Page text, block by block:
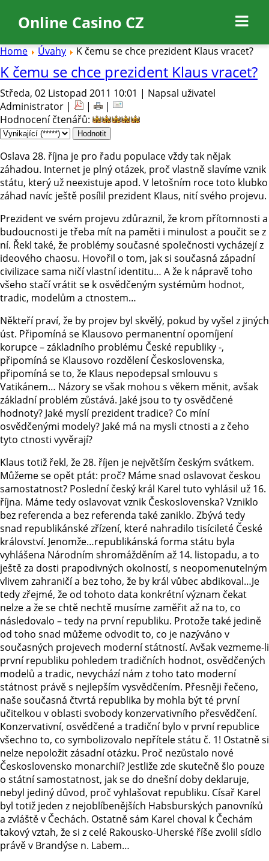
Online Casino CZ
Home Úvahy K čemu se chce prezident Klaus vracet?
K čemu se chce prezident Klaus vracet?
Středa, 02 Listopad 2011 10:01 | Napsal uživatel
Administrator |
|
|
Hodnocení čtenářů:
Oslava 28. října je pro řadu populace vždy tak nějak
záhadou. Internet je plný otázek, proč vlastně slavíme vznik
státu, který už neexistuje apod. V letošním roce toto klubko
záhad navíc ještě posílil prezident Klaus, nití svého projevu.
Prezident ve svém projevu zdůraznil, že krom přítomnosti a
budoucnosti je třeba mít na paměti i minulost a poučit se z
ní. Řekl také, že problémy současné společnosti vycházejí z
ideového chaosu. Hovořil o tom, jak si současná západní
civilizace sama ničí vlastní identitu… A že k nápravě toho
všeho stačí vrátit se k osvědčeným systémům hodnot,
tradic, modelům a ctnostem…
Někteří praví, že by projev byl skvělý, pokud by vyšel z jiných
úst. Připomíná se Klausovo permanentní opomíjení
korupce – základního problému České republiky -,
připomíná se Klausovo rozdělení Československa,
připomíná se to, že Klaus nepodepsal smlouvu s
Vatikánem… Názory se však mohou s věkem měnit, avšak
základní problém zůstává. Jaké jsou to ty osvědčené
hodnoty? Jaké myslí prezident tradice? Co míní
osvědčenými modely? Jaké má na mysli ctnosti a z čeho
tyto ctnosti vyvěrají?
Klaus totiž řekl, že 28. říjen je největším českým svátkem.
Můžeme se opět ptát: proč? Máme snad oslavovat českou
samostatnost? Poslední český král Karel tuto vyhlásil už 16.
října. Máme tedy oslavovat vznik Československa? Vzniklo
bez referenda a bez referenda také zaniklo. Zbývá tedy
snad republikánské zřízení, které nahradilo tisícileté České
království. Jenomže…republikánská forma státu byla
vyhlášena Národním shromážděním až 14. listopadu, a to
ještě za dosti prapodivných okolností, s neopomenutelným
vlivem zahraničí a bez toho, že by král vůbec abdikoval…Je
tedy zřejmé, že od tohoto data konkrétní význam čekat
nelze a že se chtě nechtě musíme zaměřit až na to, co
následovalo – tedy na první republiku. Protože také jedině
od toho snad můžeme odvodit to, co je nazýváno v
současných projevech moderní státností. Avšak vezmeme-li
první republiku pohledem tradičních hodnot, osvědčených
modelů a tradic, nevychází nám z toho tato moderní
státnost právě s nejlepším vysvědčením. Přesněji řečeno,
naše současná čtvrtá republika by mohla být té první
učitelkou v oblasti svobody konzervativního přesvědčení.
Konzervativní, osvědčené a tradiční bylo v první republice
všechno to, co symbolizovalo nepřítele státu č. 1! Ostatně si
nelze nepoložit zásadní otázku. Proč nezůstalo nové
Československo monarchií? Jestliže zde skutečně šlo pouze
o státní samostatnost, jak se do dnešní doby deklaruje,
nebyl jediný důvod, proč vyhlašovat republiku. Císař Karel
byl totiž jeden z nejoblíbenějších Habsburských panovníků
a zvláště v Čechách. Ostatně sám Karel choval k Čechám
takový vztah, že si z celé Rakousko-Uherské říše zvolil sídlo
právě v Brandýse n. Labem…